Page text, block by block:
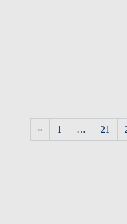
Posts
« 1 … 21